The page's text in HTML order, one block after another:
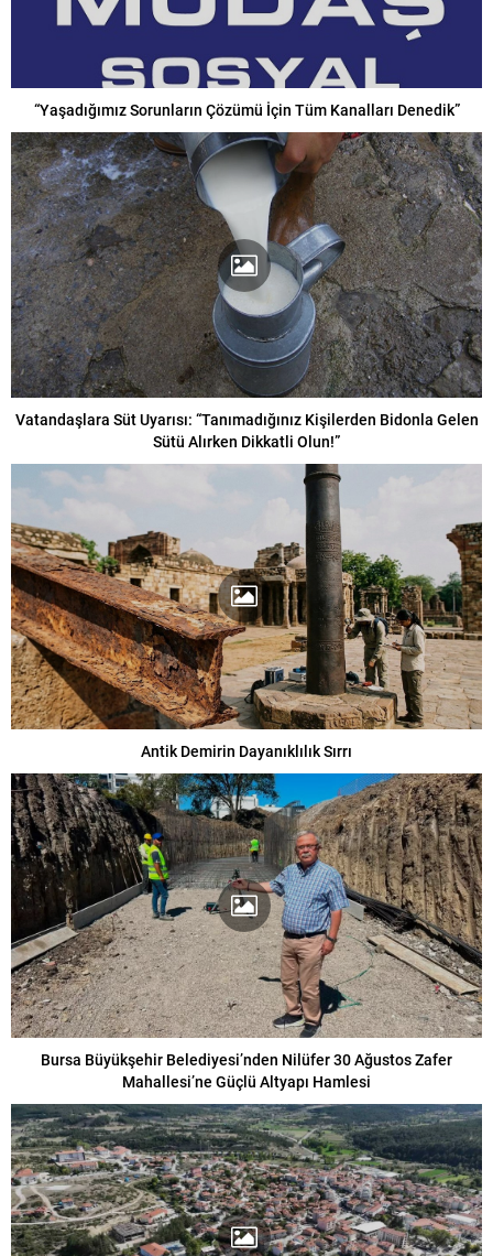
“Yaşadığımız Sorunların Çözümü İçin Tüm Kanalları Denedik”
Vatandaşlara Süt Uyarısı: “Tanımadığınız Kişilerden Bidonla Gelen
Sütü Alırken Dikkatli Olun!”
Antik Demirin Dayanıklılık Sırrı
Bursa Büyükşehir Belediyesi’nden Nilüfer 30 Ağustos Zafer
Mahallesi’ne Güçlü Altyapı Hamlesi